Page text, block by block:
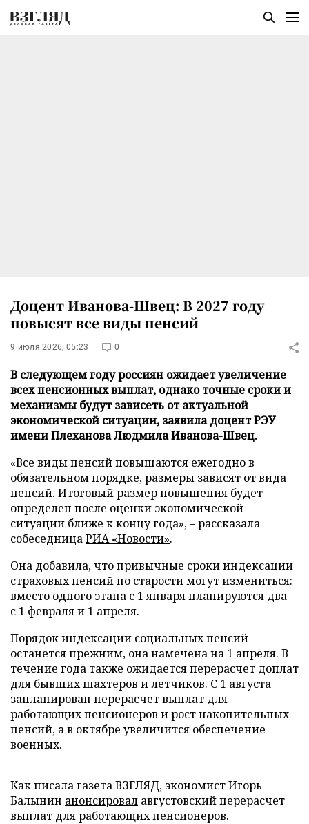
Доцент Иванова-Швец: В 2027 году
повысят все виды пенсий
9 июля 2026, 05:23 0
В следующем году россиян ожидает увеличение
всех пенсионных выплат, однако точные сроки и
механизмы будут зависеть от актуальной
экономической ситуации, заявила доцент РЭУ
имени Плеханова Людмила Иванова-Швец.
«Все виды пенсий повышаются ежегодно в
обязательном порядке, размеры зависят от вида
пенсий. Итоговый размер повышения будет
определен после оценки экономической
ситуации ближе к концу года», – рассказала
собеседницаРИА «Новости».
Она добавила, что привычные сроки индексации
страховых пенсий по старости могут измениться:
вместо одного этапа с 1 января планируются два –
с 1 февраля и 1 апреля.
Порядок индексации социальных пенсий
останется прежним, она намечена на 1 апреля. В
течение года также ожидается перерасчет доплат
для бывших шахтеров и летчиков. С 1 августа
запланирован перерасчет выплат для
работающих пенсионеров и рост накопительных
пенсий, а в октябре увеличится обеспечение
военных.
Как писала газета ВЗГЛЯД, экономист Игорь
Балынин анонсировал августовский перерасчет
выплат для работающих пенсионеров.